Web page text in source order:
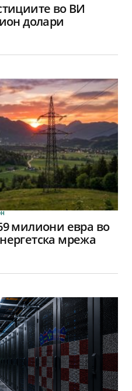
во ВИ
долари
милиони евра во
мрежа